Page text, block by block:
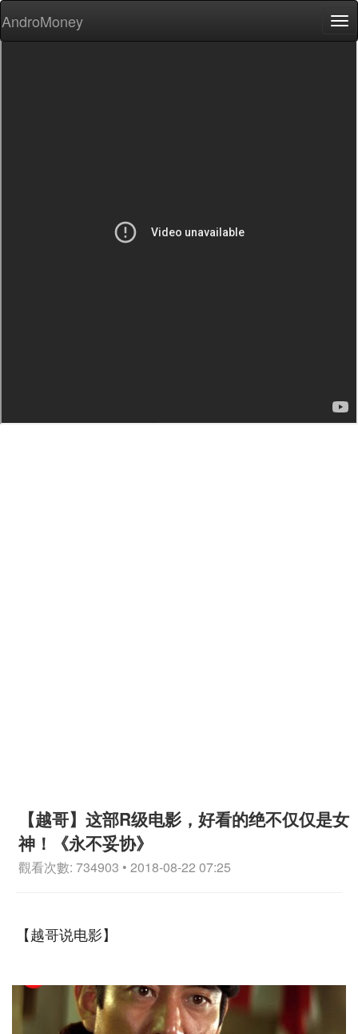
AndroMoney
【越哥】这部R级电影，好看的绝不仅仅是女
神！《永不妥协》
觀看次數: 734903 • 2018-08-22 07:25
【越哥说电影】